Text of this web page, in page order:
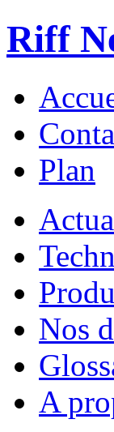
Riff
Plan
Nos
A